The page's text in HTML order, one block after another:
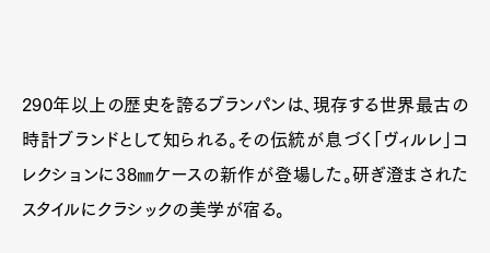
290年以上の歴史を誇るブランパンは、現存する世界最古の
時計ブランドとして知られる。その伝統が息づく「ヴィルレ」コ
レクションに38㎜ケースの新作が登場した。研ぎ澄まされた
スタイルにクラシックの美学が宿る。